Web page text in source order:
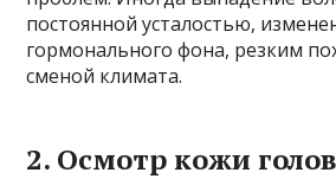
постоянной усталостью,
гормонального фона, резким
сменой климата.
2. Осмотр кожи